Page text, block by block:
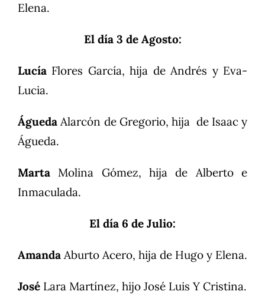
Elena.
El día 3 de Agosto:
Lucía Flores García, hija de Andrés y Eva-
Lucia.
Águeda Alarcón de Gregorio, hija de Isaac y
Águeda.
Marta Molina Gómez, hija de Alberto e
Inmaculada.
El día 6 de Julio:
Amanda Aburto Acero, hija de Hugo y Elena.
José Lara Martínez, hijo José Luis Y Cristina.